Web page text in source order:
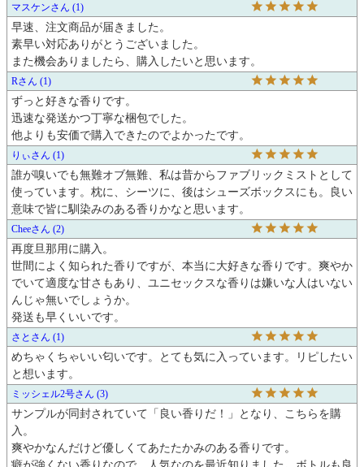
マスケン 1
早速、注文商品が届きました。
素早い対応ありがとうございました。
また機会ありましたら、購入したいと思います。
R 1
ずっと好きな香りです。
迅速な発送かつ丁寧な梱包でした。
他よりも安価で購入できたのでよかったです。
りぃ 1
誰が嗅いでも無難オブ無難、私は昔からファブリックミストとして
使っています。枕に、シーツに、後はシューズボックスにも。良い
意味で皆に馴染みのある香りかなと思います。
Chee 2
再度旦那用に購入。
世間によく知られた香りですが、本当に大好きな香りです。爽やか
でいて適度な甘さもあり、ユニセックスな香りは嫌いな人はいない
んじゃ無いでしょうか。
発送も早くいいです。
さと 1
めちゃくちゃいい匂いです。とても気に入っています。リピしたい
と想います。
ミッシェル2号 3
サンプルが同封されていて「良い香りだ！」となり、こちらを購
入。
爽やかなんだけど優しくてあたたかみのある香りです。